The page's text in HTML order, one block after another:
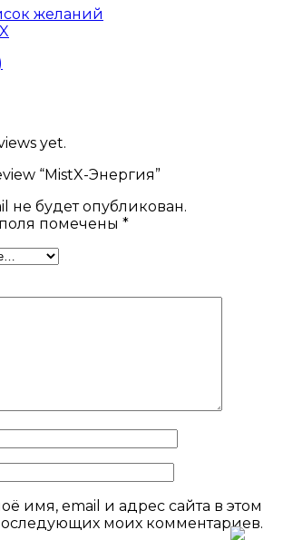
желаний
yet.
“MistX-Энергия”
не будет опубликован.
помечены *
имя, email и адрес сайта в этом
моих комментариев.